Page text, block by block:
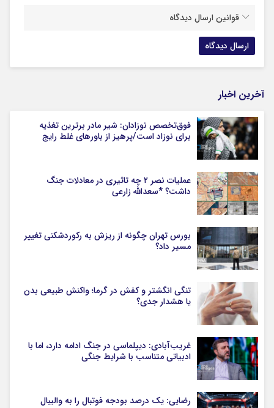
قوانین ارسال دیدگاه
آخرین اخبار
فوق‌تخصص نوزادان: شیر مادر برترین تغذیه
برای نوزاد است/پرهیز از باورهای غلط رایج
عملیات نصر ۲ چه تاثیری در معادلات جنگ
داشت؟ *سعدالله زارعی
بورس تهران چگونه از ریزش به رکوردشکنی تغییر
مسیر داد؟
تنگی انگشتر و کفش در گرما؛ واکنش طبیعی بدن
یا هشدار جدی؟
غریب‌آبادی: دیپلماسی در جنگ ادامه دارد، اما با
ادبیاتی متناسب با شرایط جنگی
رضایی: یک درصد بودجه فوتبال را به والیبال